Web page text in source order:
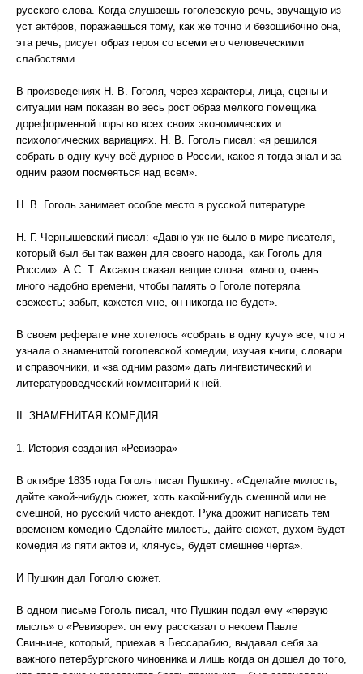
русского слова. Когда слушаешь гоголевскую речь, звучащую из
уст актёров, поражаешься тому, как же точно и безошибочно она,
эта речь, рисует образ героя со всеми его человеческими
слабостями.
В произведениях Н. В. Гоголя, через характеры, лица, сцены и
ситуации нам показан во весь рост образ мелкого помещика
дореформенной поры во всех своих экономических и
психологических вариациях. Н. В. Гоголь писал: «я решился
собрать в одну кучу всё дурное в России, какое я тогда знал и за
одним разом посмеяться над всем».
Н. В. Гоголь занимает особое место в русской литературе
Н. Г. Чернышевский писал: «Давно уж не было в мире писателя,
который был бы так важен для своего народа, как Гоголь для
России». А С. Т. Аксаков сказал вещие слова: «много, очень
много надобно времени, чтобы память о Гоголе потеряла
свежесть; забыт, кажется мне, он никогда не будет».
В своем реферате мне хотелось «собрать в одну кучу» все, что я
узнала о знаменитой гоголевской комедии, изучая книги, словари
и справочники, и «за одним разом» дать лингвистический и
литературоведческий комментарий к ней.
II. ЗНАМЕНИТАЯ КОМЕДИЯ
1. История создания «Ревизора»
В октябре 1835 года Гоголь писал Пушкину: «Сделайте милость,
дайте какой-нибудь сюжет, хоть какой-нибудь смешной или не
смешной, но русский чисто анекдот. Рука дрожит написать тем
временем комедию Сделайте милость, дайте сюжет, духом будет
комедия из пяти актов и, клянусь, будет смешнее черта».
И Пушкин дал Гоголю сюжет.
В одном письме Гоголь писал, что Пушкин подал ему «первую
мысль» о «Ревизоре»: он ему рассказал о некоем Павле
Свиньине, который, приехав в Бессарабию, выдавал себя за
важного петербургского чиновника и лишь когда он дошел до того,